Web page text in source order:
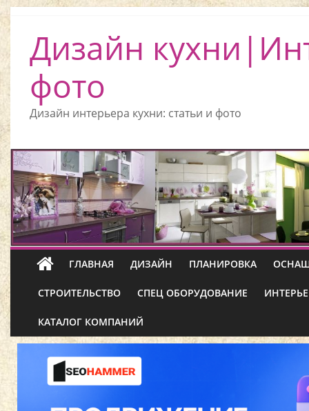
Дизайн
фото
Дизайн интерьера кухни: статьи и фото
ГЛАВНАЯ ДИЗАЙН ПЛАНИРОВКА
СТРОИТЕЛЬСТВО СПЕЦ ОБОРУДОВАНИЕ
КАТАЛОГ КОМПАНИЙ